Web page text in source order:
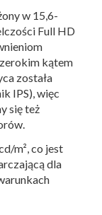
w 15,6-
Full HD
kątem
została
IPS), więc
się też
m², co jest
dla